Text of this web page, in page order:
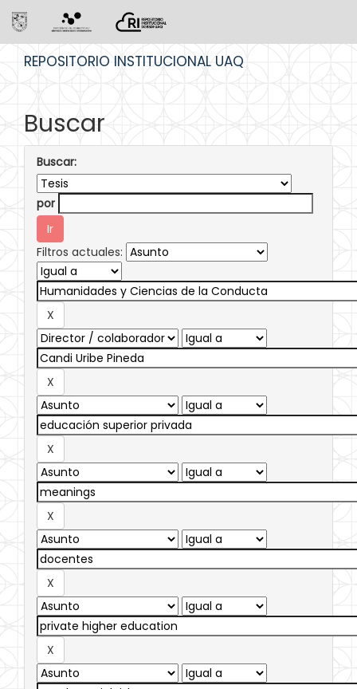
REPOSITORIO INSTITUCIONAL UAQ
Buscar
Buscar:
por
Filtros actuales: